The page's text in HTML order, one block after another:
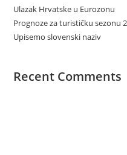
Ulazak Hrvatske u Eurozonu
Prognoze za turističku sezonu
Upisemo slovenski naziv
Recent Comments